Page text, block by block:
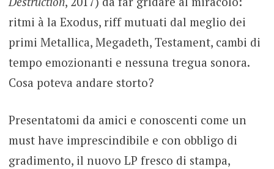
ritmi à la Exodus, riff mutuati dal meglio dei
primi Metallica, Megadeth, Testament, cambi di
tempo emozionanti e nessuna tregua sonora.
Cosa poteva andare storto?
Presentatomi da amici e conoscenti come un
must have imprescindibile e con obbligo di
gradimento, il nuovo LP fresco di stampa,